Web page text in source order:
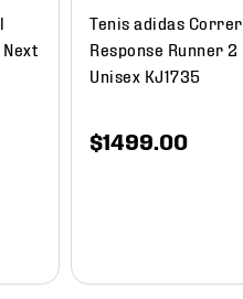
Tenis adidas Correr
Response Runner 2
Unisex KJ1735
$1499 00